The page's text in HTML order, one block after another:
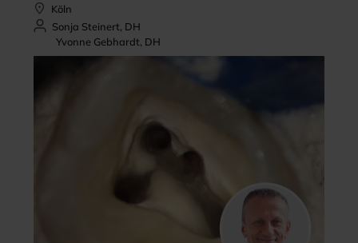
Köln
Sonja Steinert, DH
Yvonne Gebhardt, DH